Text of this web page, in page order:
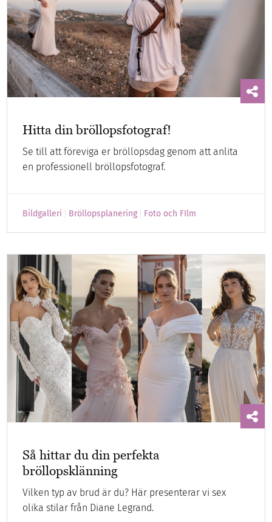
Hitta din bröllopsfotograf!
Se till att föreviga er bröllopsdag genom att anlita
en professionell bröllopsfotograf.
Bildgalleri Bröllopsplanering Foto och FIlm
Så hittar du din perfekta
bröllopsklänning
Vilken typ av brud är du? Här presenterar vi sex
olika stilar från Diane Legrand.